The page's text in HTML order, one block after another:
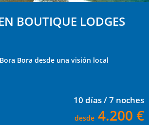
BOUTIQUE LODGES
Bora desde una visión local
10 días / 7 noches
desde 4.200 €